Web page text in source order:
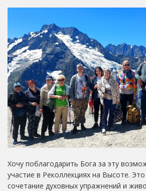
Хочу поблагодарить Бога за эту
участие в Реколлекциях на Высоте.
сочетание духовных упражнений и